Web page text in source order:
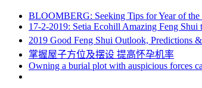
BLOOMBERG: Seeking Tips for Year of the
17-2-2019: Setia Ecohill Amazing Feng
2019 Good Feng Shui Outlook,
掌握屋子方位及摆设 提高怀孕机率
Owning a burial plot with auspicious forces